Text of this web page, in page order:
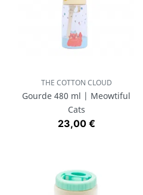
THE COTTON CLOUD
Gourde 480 ml | Meowtiful
Cats
Prix
23,00 €